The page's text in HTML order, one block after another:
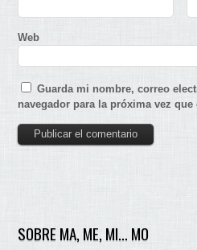
Web
Guarda mi nombre, correo
navegador para la próxima vez que
SOBRE MA, ME, MI… MO